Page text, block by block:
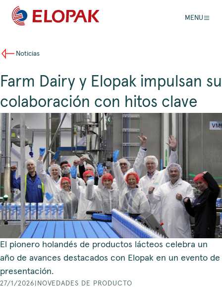
MENU
Noticias
Farm Dairy y Elopak impulsan su
colaboración con hitos clave
El pionero holandés de productos lácteos celebra un
año de avances destacados con Elopak en un evento de
presentación.
27/1/2026 NOVEDADES DE PRODUCTO